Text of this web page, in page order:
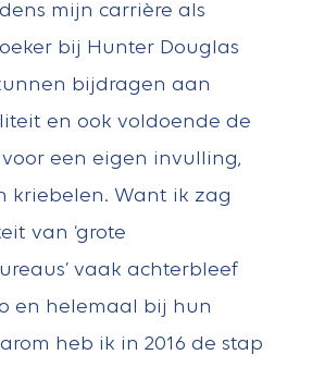
mijn carrière als
bij Hunter Douglas
bijdragen aan
en ook voldoende de
een eigen invulling,
kriebelen. Want ik zag
van ‘grote
vaak achterbleef
en helemaal bij hun
heb ik in 2016 de stap